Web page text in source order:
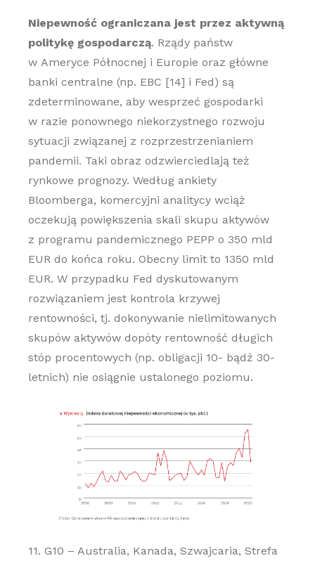
Niepewność ograniczana jest przez aktywną
politykę gospodarczą. Rządy państw
w Ameryce Północnej i Europie oraz główne
banki centralne (np. EBC [14] i Fed) są
zdeterminowane, aby wesprzeć gospodarki
w razie ponownego niekorzystnego rozwoju
sytuacji związanej z rozprzestrzenianiem
pandemii. Taki obraz odzwierciedlają też
rynkowe prognozy. Według ankiety
Bloomberga, komercyjni analitycy wciąż
oczekują powiększenia skali skupu aktywów
z programu pandemicznego PEPP o 350 mld
EUR do końca roku. Obecny limit to 1350 mld
EUR. W przypadku Fed dyskutowanym
rozwiązaniem jest kontrola krzywej
rentowności, tj. dokonywanie nielimitowanych
skupów aktywów dopóty rentowność długich
stóp procentowych (np. obligacji 10- bądź 30-
letnich) nie osiągnie ustalonego poziomu.
11. G10 – Australia, Kanada, Szwajcaria, Strefa